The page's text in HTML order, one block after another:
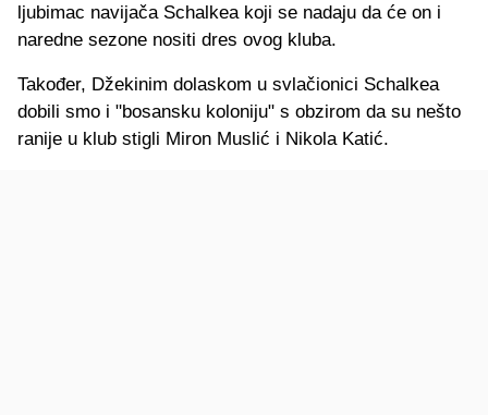
ljubimac navijača Schalkea koji se nadaju da će on i
naredne sezone nositi dres ovog kluba.
Također, Džekinim dolaskom u svlačionici Schalkea
dobili smo i "bosansku koloniju" s obzirom da su nešto
ranije u klub stigli Miron Muslić i Nikola Katić.